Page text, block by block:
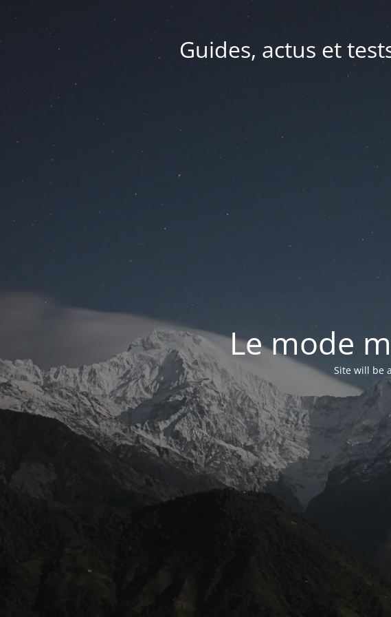
Guides, actus et
Le mode
Site will be